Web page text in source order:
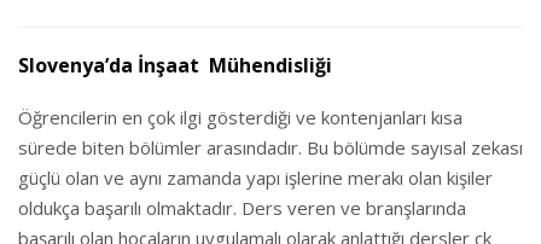
Slovenya’da İnşaat Mühendisliği
Öğrencilerin en çok ilgi gösterdiği ve kontenjanları kısa
sürede biten bölümler arasındadır. Bu bölümde sayısal zekası
güçlü olan ve aynı zamanda yapı işlerine merakı olan kişiler
oldukça başarılı olmaktadır. Ders veren ve branşlarında
başarılı olan hocaların uygulamalı olarak anlattığı dersler çk